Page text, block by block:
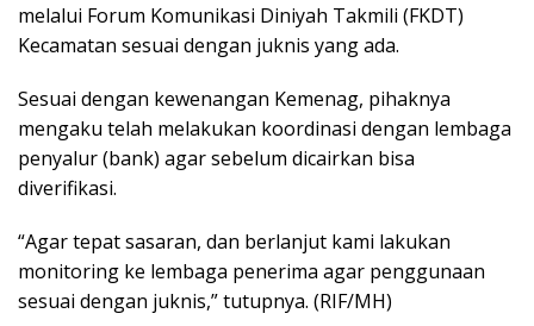
melalui Forum Komunikasi Diniyah Takmili (FKDT)
Kecamatan sesuai dengan juknis yang ada.
Sesuai dengan kewenangan Kemenag, pihaknya
mengaku telah melakukan koordinasi dengan lembaga
penyalur (bank) agar sebelum dicairkan bisa
diverifikasi.
“Agar tepat sasaran, dan berlanjut kami lakukan
monitoring ke lembaga penerima agar penggunaan
sesuai dengan juknis,” tutupnya. (RIF/MH)